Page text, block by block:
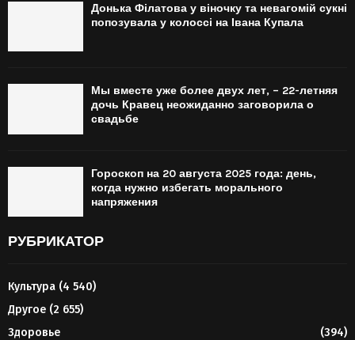
Донька Філатова у віночку та невагомій сукні
попозувала у колоссі на Івана Купала
Мы вместе уже более двух лет, – 22-летняя
дочь Кравец неожиданно заговорила о
свадьбе
Гороскоп на 20 августа 2025 года: день,
когда нужно избегать морального
напряжения
РУБРИКАТОР
Культура (4 540)
Другое (2 655)
Здоровье
(394)